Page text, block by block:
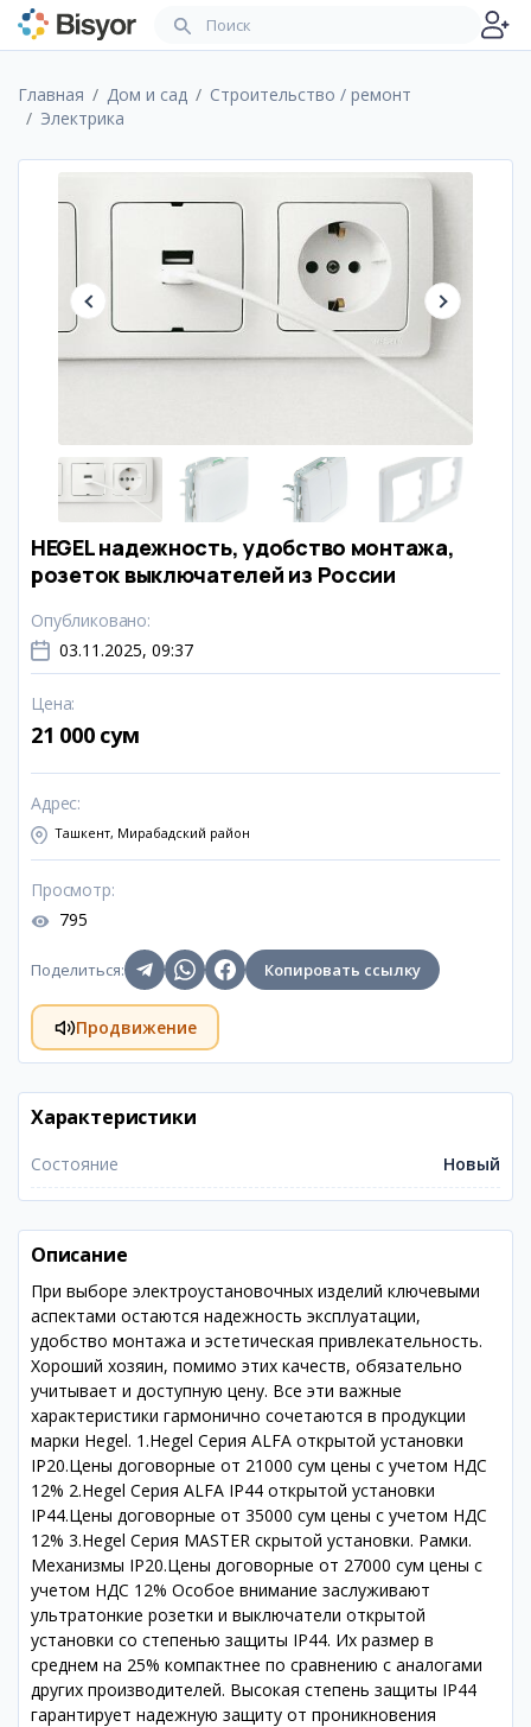
Главная Дом и сад
Строительство / ремонт
Электрика
HEGEL надежность, удобство монтажа,
розеток выключателей из России
Опубликовано:
03.11.2025, 09:37
Цена:
21 000 сум
Адрес:
Ташкент, Мирабадский район
Просмотр:
795
Поделиться: Копировать ссылку
Продвижение
Характеристики
Состояние Новый
Описание
При выборе электроустановочных изделий ключевыми
аспектами остаются надежность эксплуатации,
удобство монтажа и эстетическая привлекательность.
Хороший хозяин, помимо этих качеств, обязательно
учитывает и доступную цену. Все эти важные
характеристики гармонично сочетаются в продукции
марки Hegel. 1.Hegel Серия ALFA открытой установки
IP20.Цены договорные от 21000 сум цены с учетом НДС
12% 2.Hegel Серия ALFA IP44 открытой установки
IP44.Цены договорные от 35000 сум цены с учетом НДС
12% 3.Hegel Серия MASTER скрытой установки. Рамки.
Механизмы IP20.Цены договорные от 27000 сум цены с
учетом НДС 12% Особое внимание заслуживают
ультратонкие розетки и выключатели открытой
установки со степенью защиты IP44. Их размер в
среднем на 25% компактнее по сравнению с аналогами
других производителей. Высокая степень защиты IP44
гарантирует надежную защиту от проникновения